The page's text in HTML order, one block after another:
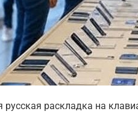
раскладка на